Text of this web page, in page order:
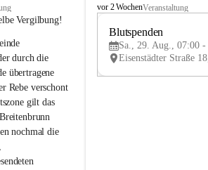
Vergilbung!
durch die
übertragene
Rebe verschont
gilt das
nochmal die
B
e
vor 2 WochenVeranstaltung
Blutspenden
Sa., 29. Aug., 07:00 -